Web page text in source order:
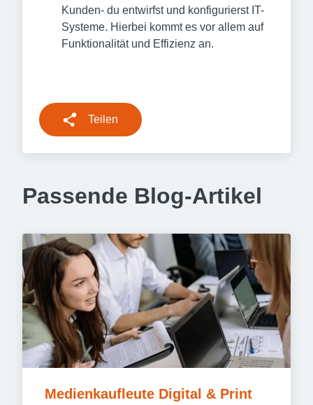
Kunden- du entwirfst und konfigurierst IT-
Systeme. Hierbei kommt es vor allem auf
Funktionalität und Effizienz an.
Teilen
Passende Blog-Artikel
Medienkaufleute Digital & Print